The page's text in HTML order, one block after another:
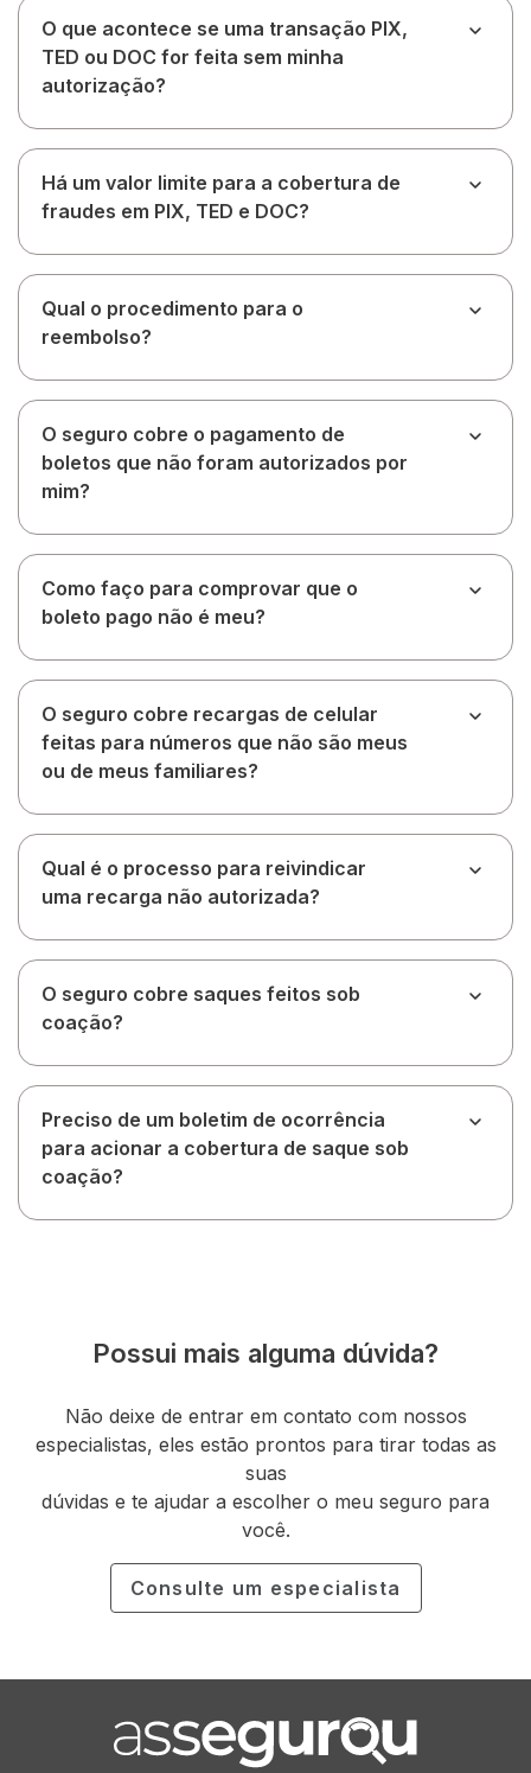
O que acontece se uma transação PIX,
TED ou DOC for feita sem minha
autorização?
Há um valor limite para a cobertura de
fraudes em PIX, TED e DOC?
Qual o procedimento para o
reembolso?
O seguro cobre o pagamento de
boletos que não foram autorizados por
mim?
Como faço para comprovar que o
boleto pago não é meu?
O seguro cobre recargas de celular
feitas para números que não são meus
ou de meus familiares?
Qual é o processo para reivindicar
uma recarga não autorizada?
O seguro cobre saques feitos sob
coação?
Preciso de um boletim de ocorrência
para acionar a cobertura de saque sob
coação?
Possui mais alguma dúvida?
Não deixe de entrar em contato com nossos
especialistas, eles estão prontos para tirar todas as
suas
dúvidas e te ajudar a escolher o meu seguro para
você.
Consulte um especialista